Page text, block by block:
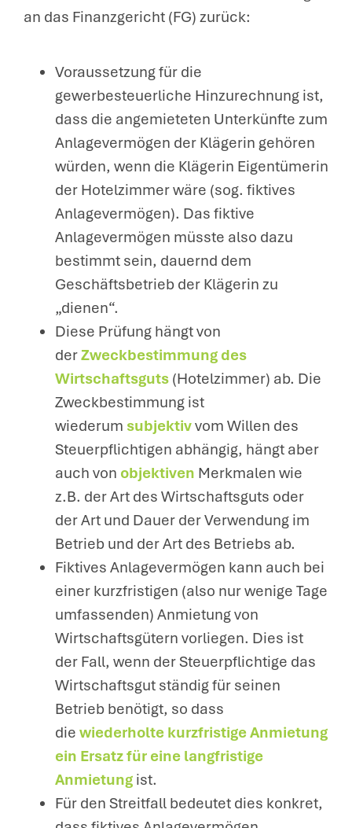
an das Finanzgericht (FG) zurück:
Voraussetzung für die
gewerbesteuerliche Hinzurechnung ist,
dass die angemieteten Unterkünfte zum
Anlagevermögen der Klägerin gehören
würden, wenn die Klägerin Eigentümerin
der Hotelzimmer wäre (sog. fiktives
Anlagevermögen). Das fiktive
Anlagevermögen müsste also dazu
bestimmt sein, dauernd dem
Geschäftsbetrieb der Klägerin zu
„dienen“.
Diese Prüfung hängt von
derZweckbestimmung des
Wirtschaftsguts (Hotelzimmer) ab. Die
Zweckbestimmung ist
wiederum subjektivvom Willen des
Steuerpflichtigen abhängig, hängt aber
auch von objektiven Merkmalen wie
z.B. der Art des Wirtschaftsguts oder
der Art und Dauer der Verwendung im
Betrieb und der Art des Betriebs ab.
Fiktives Anlagevermögen kann auch bei
einer kurzfristigen (also nur wenige Tage
umfassenden) Anmietung von
Wirtschaftsgütern vorliegen. Dies ist
der Fall, wenn der Steuerpflichtige das
Wirtschaftsgut ständig für seinen
Betrieb benötigt, so dass
die wiederholte kurzfristige Anmietung
ein Ersatz für eine langfristige
Anmietung ist.
Für den Streitfall bedeutet dies konkret,